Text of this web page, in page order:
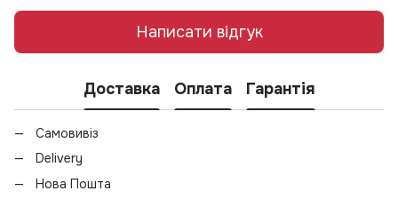
Написати відгук
Доставка Оплата Гарантія
Самовивіз
Delivery
Нова Пошта